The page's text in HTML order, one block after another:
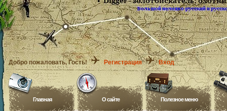
Добро пожаловать, Гость! Регистрация Вход
Главная O сайте Полезное меню